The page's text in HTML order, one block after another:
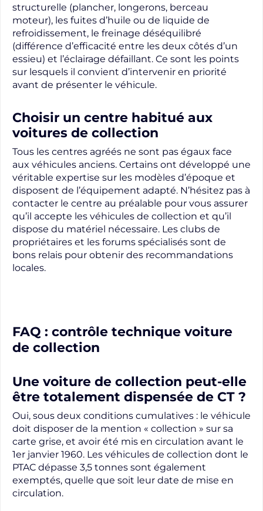
structurelle (plancher, longerons, berceau
moteur), les fuites d’huile ou de liquide de
refroidissement, le freinage déséquilibré
(différence d’efficacité entre les deux côtés d’un
essieu) et l’éclairage défaillant. Ce sont les points
sur lesquels il convient d’intervenir en priorité
avant de présenter le véhicule.
Choisir un centre habitué aux
voitures de collection
Tous les centres agréés ne sont pas égaux face
aux véhicules anciens. Certains ont développé une
véritable expertise sur les modèles d’époque et
disposent de l’équipement adapté. N’hésitez pas à
contacter le centre au préalable pour vous assurer
qu’il accepte les véhicules de collection et qu’il
dispose du matériel nécessaire. Les clubs de
propriétaires et les forums spécialisés sont de
bons relais pour obtenir des recommandations
locales.
FAQ : contrôle technique voiture
de collection
Une voiture de collection peut-elle
être totalement dispensée de CT ?
Oui, sous deux conditions cumulatives : le véhicule
doit disposer de la mention « collection » sur sa
carte grise, et avoir été mis en circulation avant le
1er janvier 1960. Les véhicules de collection dont le
PTAC dépasse 3,5 tonnes sont également
exemptés, quelle que soit leur date de mise en
circulation.